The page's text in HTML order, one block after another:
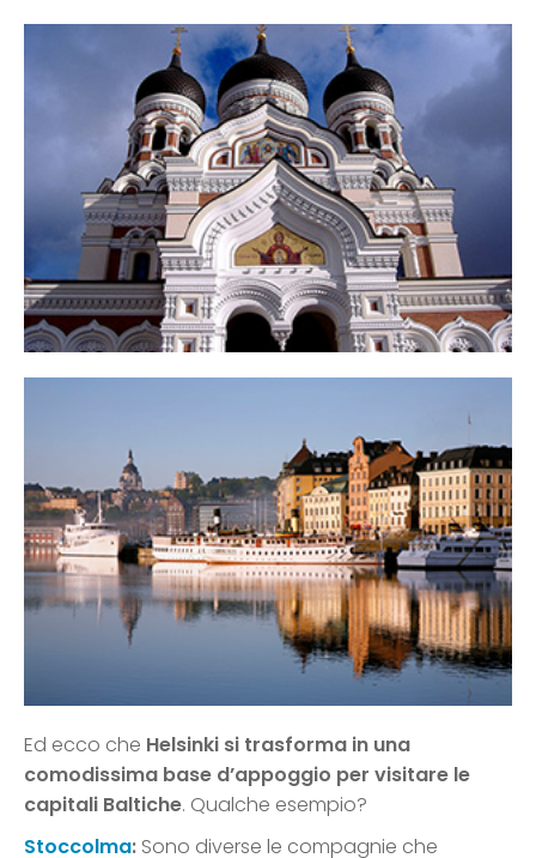
Ed ecco che Helsinki si trasforma in una
comodissima base d’appoggio per visitare le
capitali Baltiche. Qualche esempio?
Stoccolma: Sono diverse le compagnie che